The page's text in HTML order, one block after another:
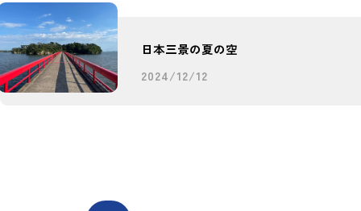
日本三景の夏の空
2024/12/12